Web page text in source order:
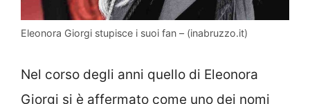
Eleonora Giorgi stupisce i suoi fan – (inabruzzo.it)
Nel corso degli anni quello di Eleonora
Giorgi si è affermato come uno dei nomi